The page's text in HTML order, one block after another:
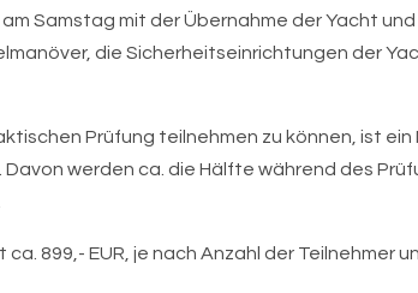
Samstag mit der Übernahme der Yacht
die Sicherheitseinrichtungen der
Prüfung teilnehmen zu können, ist
Davon werden ca. die Hälfte während des
899,- EUR, je nach Anzahl der Teilnehmer